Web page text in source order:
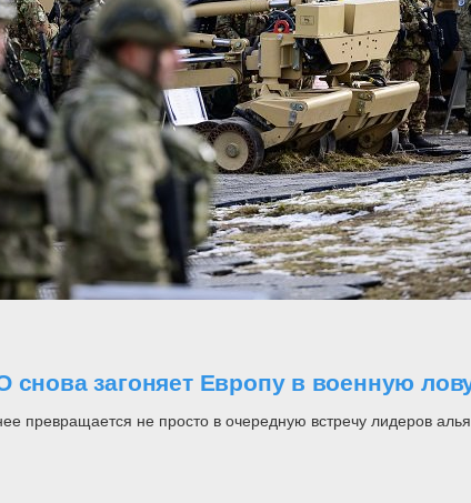
снова загоняет Европу в военную
не просто в очередную встречу лидеров